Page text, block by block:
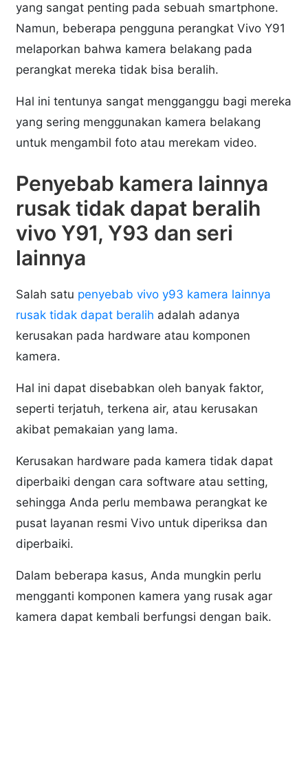
yang sangat penting pada sebuah smartphone.
Namun, beberapa pengguna perangkat Vivo Y91
melaporkan bahwa kamera belakang pada
perangkat mereka tidak bisa beralih.
Hal ini tentunya sangat mengganggu bagi mereka
yang sering menggunakan kamera belakang
untuk mengambil foto atau merekam video.
Penyebab kamera lainnya
rusak tidak dapat beralih
vivo Y91, Y93 dan seri
lainnya
Salah satu penyebab vivo y93 kamera lainnya
rusak tidak dapat beralih adalah adanya
kerusakan pada hardware atau komponen
kamera.
Hal ini dapat disebabkan oleh banyak faktor,
seperti terjatuh, terkena air, atau kerusakan
akibat pemakaian yang lama.
Kerusakan hardware pada kamera tidak dapat
diperbaiki dengan cara software atau setting,
sehingga Anda perlu membawa perangkat ke
pusat layanan resmi Vivo untuk diperiksa dan
diperbaiki.
Dalam beberapa kasus, Anda mungkin perlu
mengganti komponen kamera yang rusak agar
kamera dapat kembali berfungsi dengan baik.